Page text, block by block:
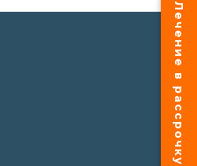
Лечение в рассрочку